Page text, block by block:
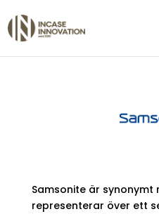
Samsonite är synonymt
representerar över ett